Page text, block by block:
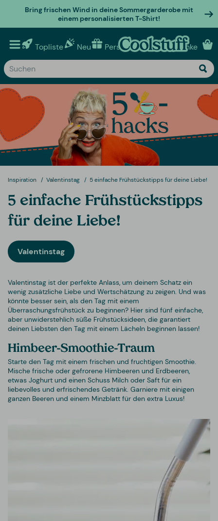
Bring frischen Wind in deine Sommergarderobe mit
einem personalisierten T-Shirt!
Topliste Neu Personalisierte geschenke
Inspiration Valentinstag 5 einfache Frühstückstipps für deine Liebe!
5 einfache Frühstückstipps
für deine Liebe!
Valentinstag
Valentinstag ist der perfekte Anlass, um deinem Schatz ein
wenig zusätzliche Liebe und Wertschätzung zu zeigen. Und was
könnte besser sein, als den Tag mit einem
Überraschungsfrühstück zu beginnen? Hier sind fünf einfache,
aber unwiderstehlich süße Frühstücksideen, die garantiert
deinen Liebsten den Tag mit einem Lächeln beginnen lassen!
Himbeer-Smoothie-Traum
Starte den Tag mit einem frischen und fruchtigen Smoothie.
Mische frische oder gefrorene Himbeeren und Erdbeeren,
etwas Joghurt und einen Schuss Milch oder Saft für ein
liebevolles und erfrischendes Getränk. Garniere mit einigen
ganzen Beeren und einem Minzblatt für den extra Luxus!